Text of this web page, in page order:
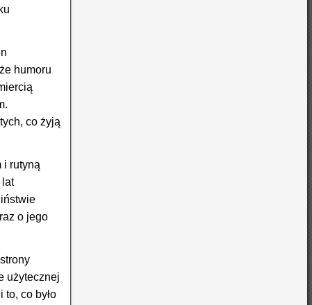
humoru
co żyją
i rutyną
lat
o jego
użytecznej
to, co było